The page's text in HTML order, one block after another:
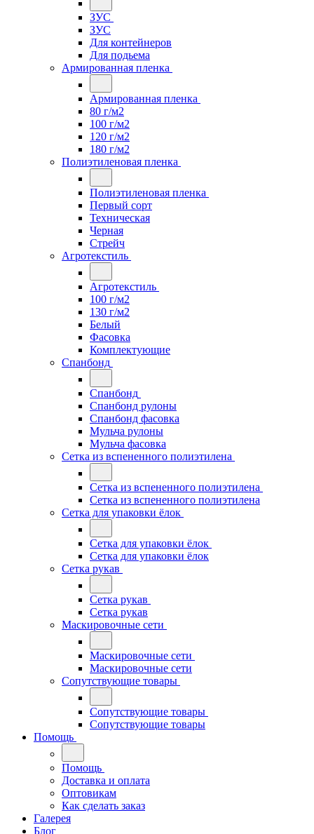
ЗУС
ЗУС
Для контейнеров
Для подьема
Армированная пленка
Армированная пленка
80 г/м2
100 г/м2
120 г/м2
180 г/м2
Полиэтиленовая пленка
Полиэтиленовая пленка
Первый сорт
Техническая
Черная
Стрейч
Агротекстиль
Агротекстиль
100 г/м2
130 г/м2
Белый
Фасовка
Комплектующие
Спанбонд
Спанбонд
Спанбонд рулоны
Спанбонд фасовка
Мульча рулоны
Мульча фасовка
Сетка из вспененного полиэтилена
Сетка из вспененного полиэтилена
Сетка из вспененного полиэтилена
Сетка для упаковки ёлок
Сетка для упаковки ёлок
Сетка для упаковки ёлок
Сетка рукав
Сетка рукав
Сетка рукав
Маскировочные сети
Маскировочные сети
Маскировочные сети
Сопутствующие товары
Сопутствующие товары
Сопутствующие товары
Помощь
Помощь
Доставка и оплата
Оптовикам
Как сделать заказ
Галерея
Блог